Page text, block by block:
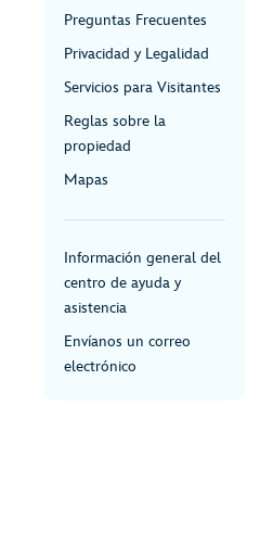
Preguntas Frecuentes
Privacidad y Legalidad
Servicios para Visitantes
Reglas sobre la
propiedad
Mapas
Información general del
centro de ayuda y
asistencia
Envíanos un correo
electrónico